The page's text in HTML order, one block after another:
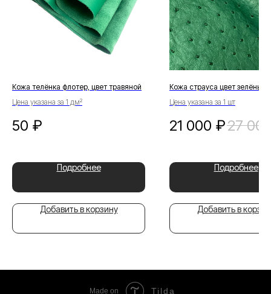
Кожа телёнка флотер, цвет травяной
Цена указана за 1 дм²
50 ₽
Подробнее
Добавить в корзину
Кожа страуса цвет зелёный
Цена указана за 1 шт
21 000 ₽27
Подробнее
Добавить в
Made on Tilda